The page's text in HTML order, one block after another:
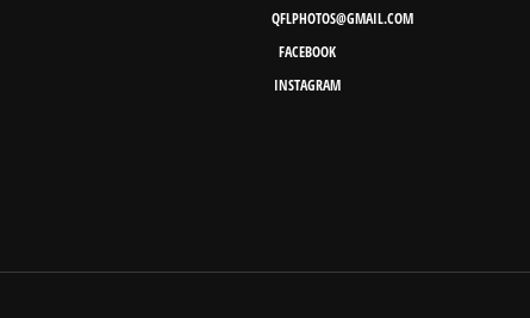
QFLPHOTOS@GMAIL.COM
FACEBOOK
INSTAGRAM